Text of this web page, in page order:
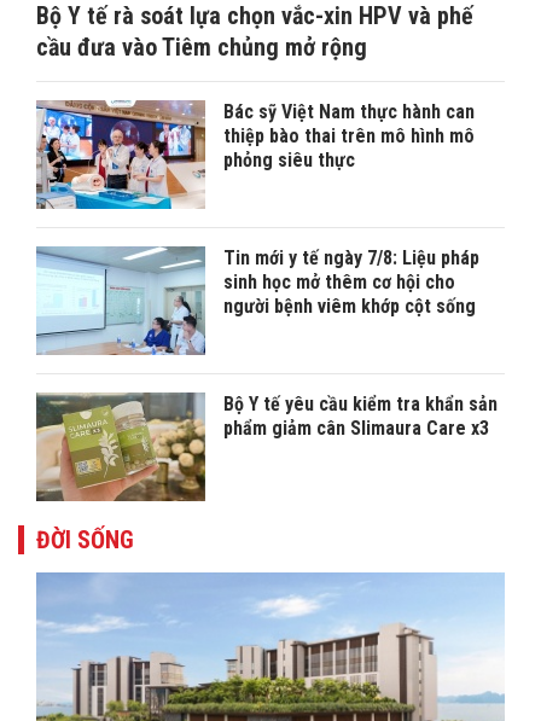
Bộ Y tế rà soát lựa chọn vắc-xin HPV và phế
cầu đưa vào Tiêm chủng mở rộng
Bác sỹ Việt Nam thực hành can
thiệp bào thai trên mô hình mô
phỏng siêu thực
Tin mới y tế ngày 7/8: Liệu pháp
sinh học mở thêm cơ hội cho
người bệnh viêm khớp cột sống
Bộ Y tế yêu cầu kiểm tra khẩn sản
phẩm giảm cân Slimaura Care x3
ĐỜI SỐNG